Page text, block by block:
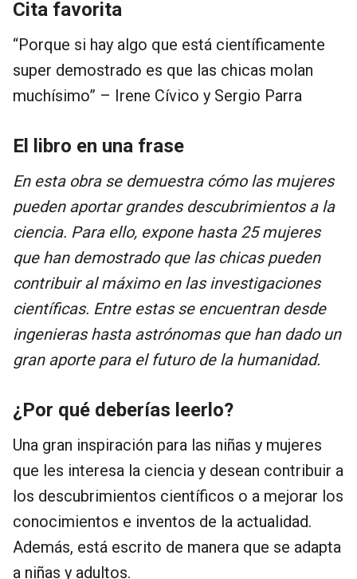
Cita favorita
“Porque si hay algo que está científicamente
super demostrado es que las chicas molan
muchísimo” – Irene Cívico y Sergio Parra
El libro en una frase
En esta obra se demuestra cómo las mujeres
pueden aportar grandes descubrimientos a la
ciencia. Para ello, expone hasta 25 mujeres
que han demostrado que las chicas pueden
contribuir al máximo en las investigaciones
científicas. Entre estas se encuentran desde
ingenieras hasta astrónomas que han dado un
gran aporte para el futuro de la humanidad.
¿Por qué deberías leerlo?
Una gran inspiración para las niñas y mujeres
que les interesa la ciencia y desean contribuir a
los descubrimientos científicos o a mejorar los
conocimientos e inventos de la actualidad.
Además, está escrito de manera que se adapta
a niñas y adultos.